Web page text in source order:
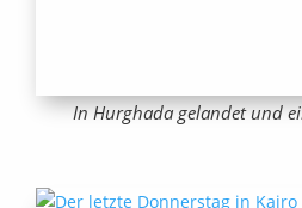
In Hurghada gelandet und